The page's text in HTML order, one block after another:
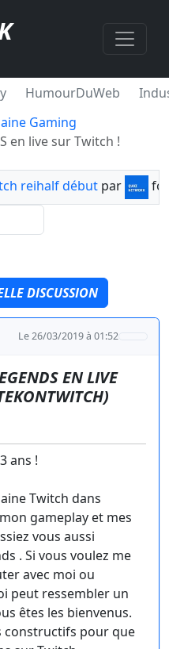
HumourDuWeb
Gaming
en live sur Twitch !
reihalf début par
DISCUSSION
Le 26/03/2019 à 01:52
EN LIVE
ans !
Twitch dans
gameplay et mes
vous aussi
. Si vous voulez me
avec moi ou
peut ressembler un
êtes les bienvenus.
constructifs pour que